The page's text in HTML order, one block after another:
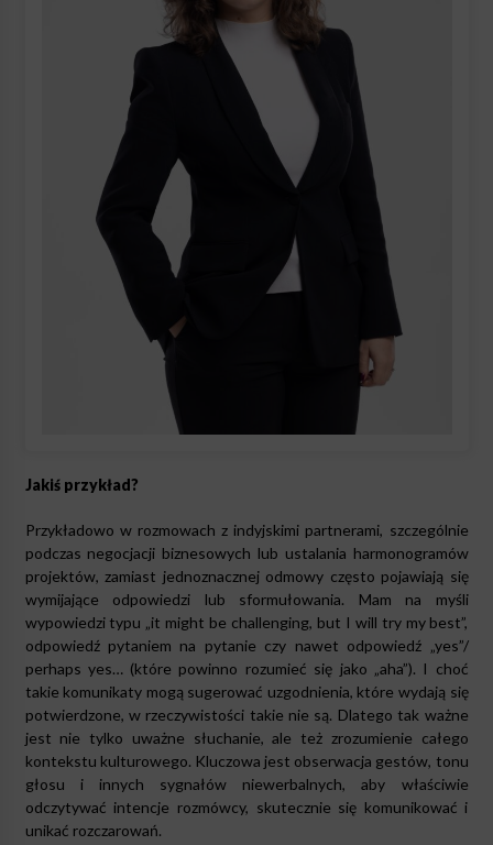
Jakiś przykład?
Przykładowo w rozmowach z indyjskimi partnerami, szczególnie
podczas negocjacji biznesowych lub ustalania harmonogramów
projektów, zamiast jednoznacznej odmowy często pojawiają się
wymijające odpowiedzi lub sformułowania. Mam na myśli
wypowiedzi typu „it might be challenging, but I will try my best”,
odpowiedź pytaniem na pytanie czy nawet odpowiedź „yes”/
perhaps yes… (które powinno rozumieć się jako „aha”). I choć
takie komunikaty mogą sugerować uzgodnienia, które wydają się
potwierdzone, w rzeczywistości takie nie są. Dlatego tak ważne
jest nie tylko uważne słuchanie, ale też zrozumienie całego
kontekstu kulturowego. Kluczowa jest obserwacja gestów, tonu
głosu i innych sygnałów niewerbalnych, aby właściwie
odczytywać intencje rozmówcy, skutecznie się komunikować i
unikać rozczarowań.